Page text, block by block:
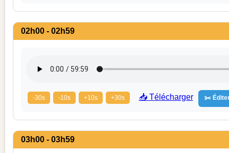
02h00 - 02h59
-30s -10s +10s +30s 📥 Télécharger ✂️
03h00 - 03h59